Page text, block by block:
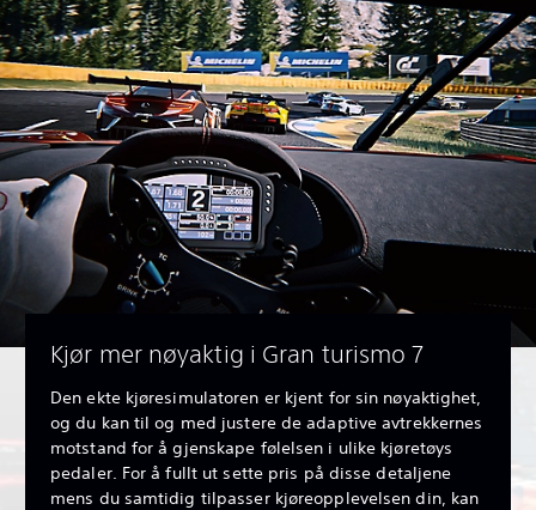
Kjør mer nøyaktig i Gran turismo 7
Den ekte kjøresimulatoren er kjent for sin nøyaktighet,
og du kan til og med justere de adaptive avtrekkernes
motstand for å gjenskape følelsen i ulike kjøretøys
pedaler. For å fullt ut sette pris på disse detaljene
mens du samtidig tilpasser kjøreopplevelsen din, kan